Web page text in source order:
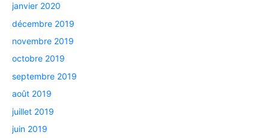
janvier 2020
décembre 2019
novembre 2019
octobre 2019
septembre 2019
août 2019
juillet 2019
juin 2019